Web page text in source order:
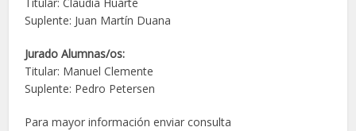
Suplente: Juan Martín Duana
Jurado Alumnas/os:
Titular: Manuel Clemente
Suplente: Pedro Petersen
Para mayor información enviar consulta